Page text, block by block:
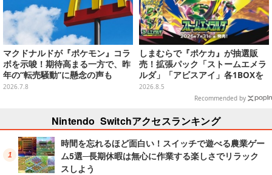
マクドナルドが『ポケモン』コラ
ボを示唆！期待高まる一方で、昨
年の“転売騒動”に懸念の声も
2026.7.8
しまむらで『ポケカ』が抽選販
売！拡張パック「ストームエメラ
ルダ」「アビスアイ」各1BOXを
ラインナップ
2026.8.5
Recommended by
Nintendo Switchアクセスランキング
時間を忘れるほど面白い！スイッチで遊べる農業ゲー
ム5選─長期休暇は無心に作業する楽しさでリラック
スしよう